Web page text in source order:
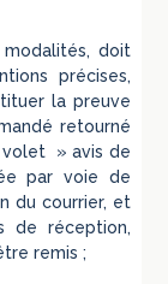
doit
précises,
la preuve
retourné
volet » avis de
par voie de
du courrier, et
de réception,
remis ;